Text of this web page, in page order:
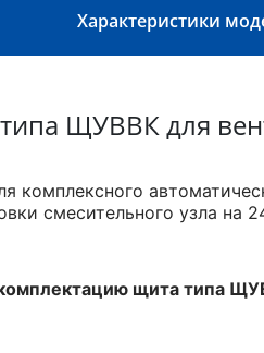
Характеристики
ЩУВВК для
смесительного узла на
щита типа